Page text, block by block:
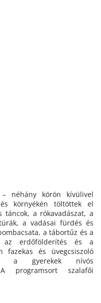
– néhány körön kívülivel
környékén töltöttek el
táncok, a rókavadászat, a
a vadásai fürdés és
a tábortűz és a
az erdőfölderítés és a
fazekas és üvegcsiszoló
a gyerekek nívós
programsort szalafői